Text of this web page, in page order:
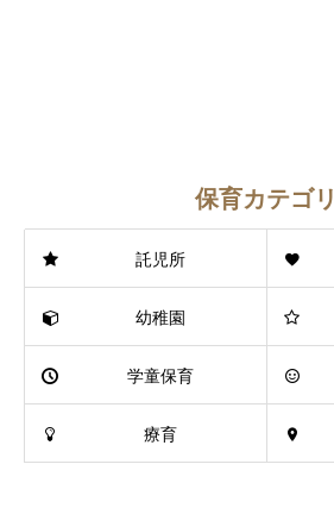
保育カテゴリ
託児所
幼稚園
学童保育
療育